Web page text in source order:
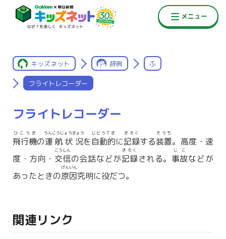
キッズネット 辞典 ふ
フライトレコーダー
フライトレコーダー
飛行機
ひこうき
の運航状況
うんこうじょうきょう
を 自動的
じどうてき
に記録
きろく
する装置
そうち
。高度・速
度・方向・ 交信
こうしん
の会話などが記録
きろく
される。 事故
じこ
などが
あったときの原因
げんいん
究明に役だつ。
関連リンク